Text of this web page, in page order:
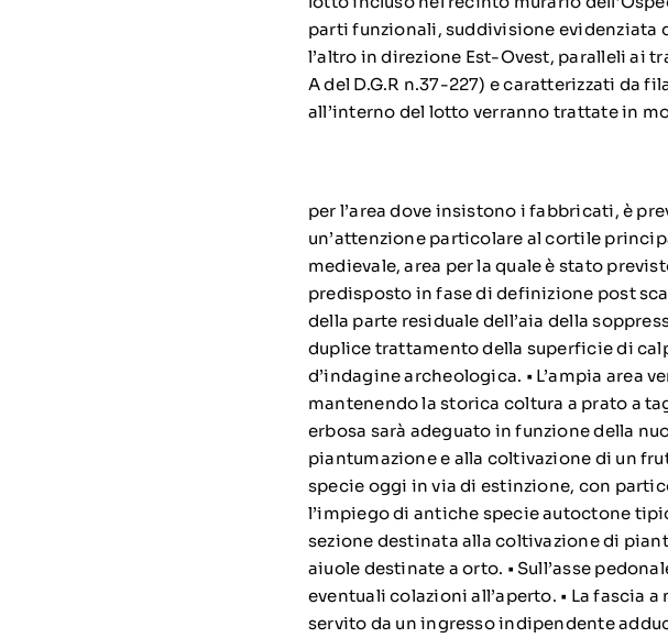
parti funzionali, suddivisione evidenziata
l’altro in direzione Est-Ovest, paralleli ai
A del D.G.R n.37-227) e caratterizzati da
all’interno del lotto verranno trattate in
per l’area dove insistono i fabbricati, è
un’attenzione particolare al cortile
medievale, area per la quale è stato
predisposto in fase di definizione post
della parte residuale dell’aia della
duplice trattamento della superficie di
d’indagine archeologica. • L’ampia area
mantenendo la storica coltura a prato a
erbosa sarà adeguato in funzione della
piantumazione e alla coltivazione di un
specie oggi in via di estinzione, con
l’impiego di antiche specie autoctone
sezione destinata alla coltivazione di
aiuole destinate a orto. • Sull’asse
eventuali colazioni all’aperto. • La fascia
servito da un ingresso indipendente